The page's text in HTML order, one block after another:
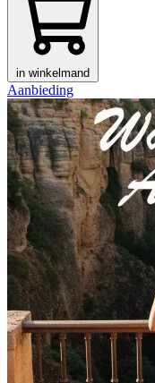
in winkelmand
Aanbieding